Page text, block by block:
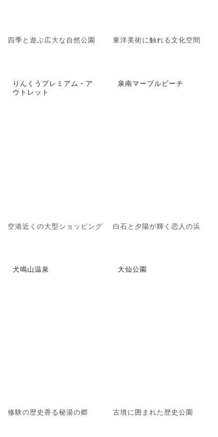
四季と遊ぶ広大な自然公園 東洋美術に触れる文化空間
りんくうプレミアム・ア
ウトレット
空港近くの大型ショッピング
泉南マーブルビーチ
白石と夕陽が輝く恋人の浜
犬鳴山温泉
修験の歴史香る秘湯の郷
大仙公園
古墳に囲まれた歴史公園